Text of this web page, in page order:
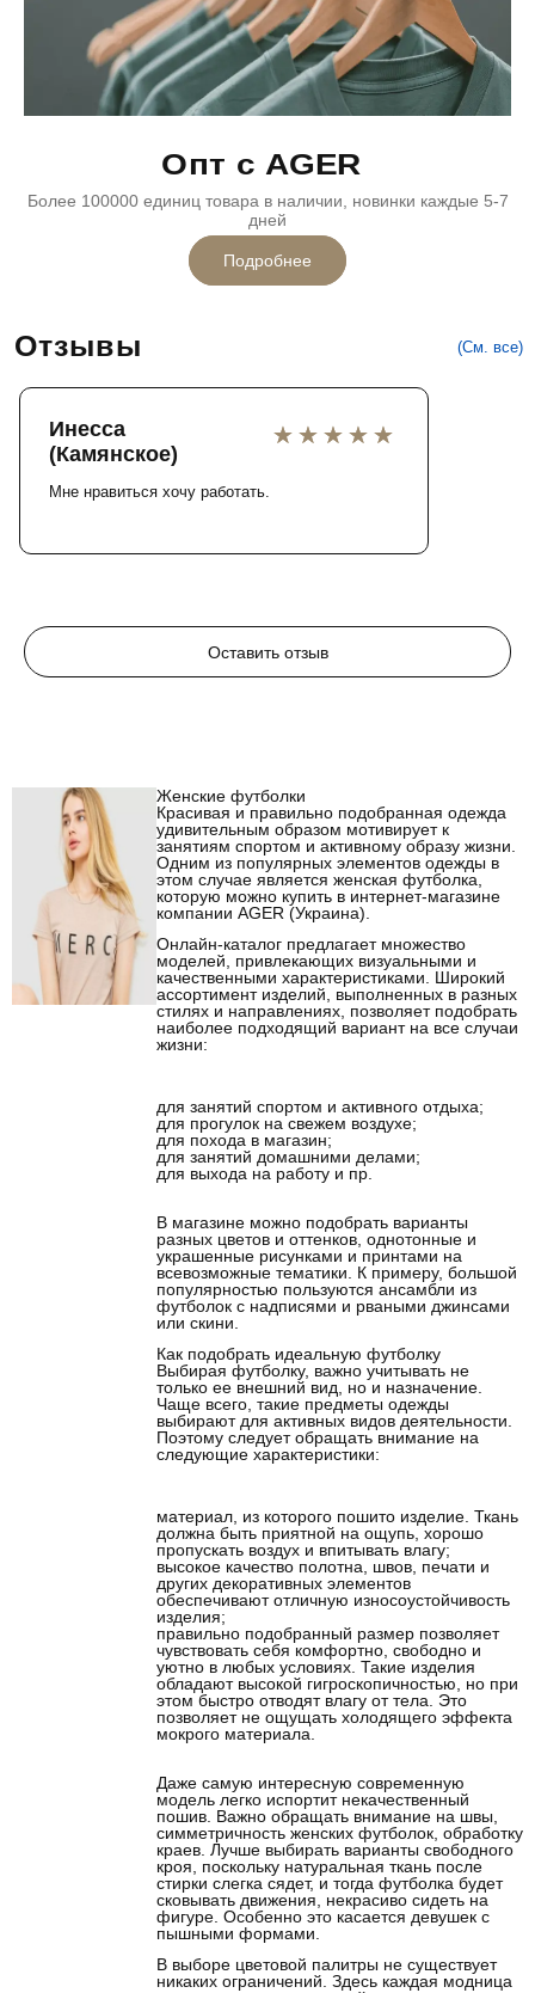
Опт с AGER
Более 100000 единиц товара в наличии, новинки каждые 5-7
дней
Подробнее
Отзывы (См. все)
Инесса
(Камянское)
Мне нравиться хочу работать.
Оставить отзыв
Женские футболки
Красивая и правильно подобранная одежда
удивительным образом мотивирует к
занятиям спортом и активному образу жизни.
Одним из популярных элементов одежды в
этом случае является женская футболка,
которую можно купить в интернет-магазине
компании AGER (Украина).
Онлайн-каталог предлагает множество
моделей, привлекающих визуальными и
качественными характеристиками. Широкий
ассортимент изделий, выполненных в разных
стилях и направлениях, позволяет подобрать
наиболее подходящий вариант на все случаи
жизни:
для занятий спортом и активного отдыха;
для прогулок на свежем воздухе;
для похода в магазин;
для занятий домашними делами;
для выхода на работу и пр.
В магазине можно подобрать варианты
разных цветов и оттенков, однотонные и
украшенные рисунками и принтами на
всевозможные тематики. К примеру, большой
популярностью пользуются ансамбли из
футболок с надписями и рваными джинсами
или скини.
Как подобрать идеальную футболку
Выбирая футболку, важно учитывать не
только ее внешний вид, но и назначение.
Чаще всего, такие предметы одежды
выбирают для активных видов деятельности.
Поэтому следует обращать внимание на
следующие характеристики:
материал, из которого пошито изделие. Ткань
должна быть приятной на ощупь, хорошо
пропускать воздух и впитывать влагу;
высокое качество полотна, швов, печати и
других декоративных элементов
обеспечивают отличную износоустойчивость
изделия;
правильно подобранный размер позволяет
чувствовать себя комфортно, свободно и
уютно в любых условиях. Такие изделия
обладают высокой гигроскопичностью, но при
этом быстро отводят влагу от тела. Это
позволяет не ощущать холодящего эффекта
мокрого материала.
Даже самую интересную современную
модель легко испортит некачественный
пошив. Важно обращать внимание на швы,
симметричность женских футболок, обработку
краев. Лучше выбирать варианты свободного
кроя, поскольку натуральная ткань после
стирки слегка сядет, и тогда футболка будет
сковывать движения, некрасиво сидеть на
фигуре. Особенно это касается девушек с
пышными формами.
В выборе цветовой палитры не существует
никаких ограничений. Здесь каждая модница